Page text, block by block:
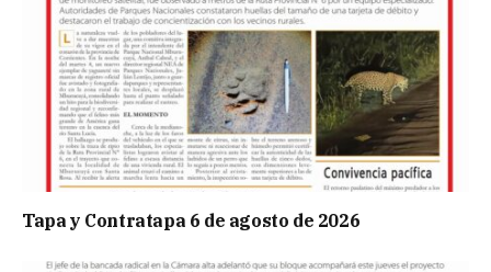
Tapa y Contratapa 6 de agosto de 2026